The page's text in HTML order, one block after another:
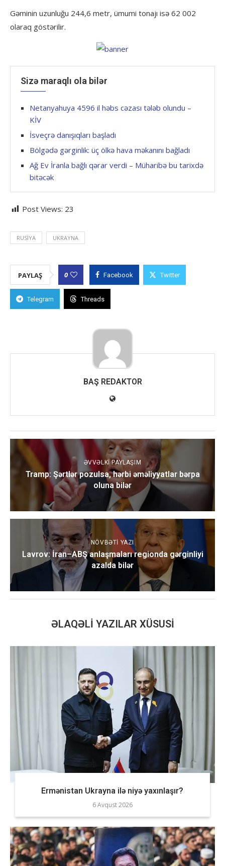
Gəminin uzunluğu 244,6 metr, ümumi tonajı isə 62 002
olaraq göstərilir.
Sizə maraqlı ola bilər
Netanyahuya 4596 il həbs cəzası tələb olundu –
KİV
İsveçrə danışıqları başladı
Bölgədə gərginlik: üç ölkə hava məkanını bağladı
Ağ Ev İranla bağlı qərar verdi – Müharibə bu tarixdə
bitəcək
Post Views: 23
RUSIYA UKRAYNA
PAYLAŞ 0 Facebook Twitter
Telegram Threads
BAŞ REDAKTOR
ƏVVƏLKI PAYLAŞIM
Tramp: Şərtlər pozulsa, hərbi əməliyyatlar bərpa
oluna bilər
NÖVBƏTI YAZI
Lavrov: İran–ABŞ anlaşmaları regionda gərginliyi
azalda bilər
ƏLAQƏLI YAZILAR XÜSUSI
Ermənistan Ukrayna ilə niyə yaxınlaşır?
6 Avqust 2026